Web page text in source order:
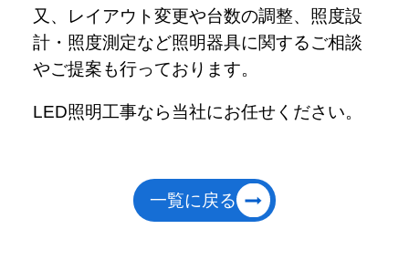
又、レイアウト変更や台数の調整、照度設
計・照度測定など照明器具に関するご相談
やご提案も行っております。
LED照明工事なら当社にお任せください。
一覧に戻る